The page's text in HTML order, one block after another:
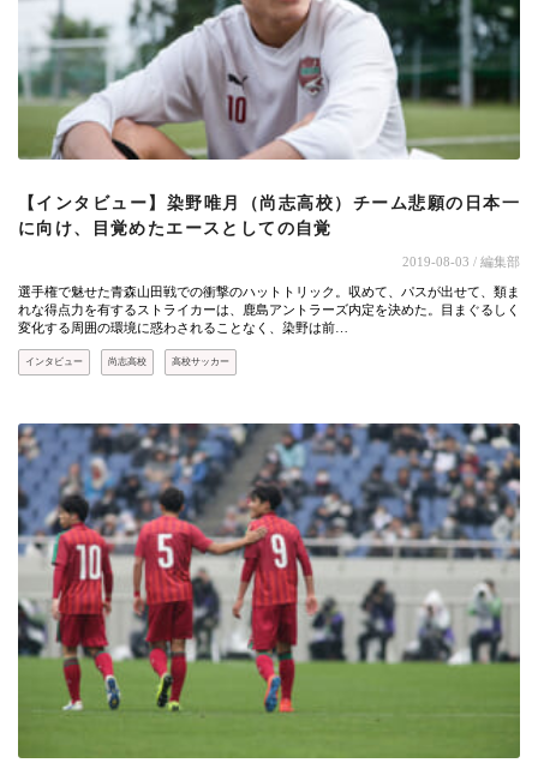
【インタビュー】染野唯月（尚志高校）チーム悲願の日本一
に向け、目覚めたエースとしての自覚
2019-08-03 / 編集部
選手権で魅せた青森山田戦での衝撃のハットトリック。収めて、パスが出せて、類ま
れな得点力を有するストライカーは、鹿島アントラーズ内定を決めた。目まぐるしく
変化する周囲の環境に惑わされることなく、染野は前…
インタビュー 尚志高校 高校サッカー